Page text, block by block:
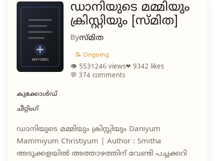
ഡാനിയുടെ മമ്മിയും
ക്രിസ്റ്റിയും [സ്മിത]
Byസ്മിത
📝 Ongoing
👁 5531246 views❤ 9342 likes
💬 374 comments
കുക്കോൾഡ്
ചീറ്റിംഗ്
ഡാനിയുടെ മമ്മിയും ക്രിസ്റ്റിയും Daniyum
Mammiyum Christiyum | Author : Smitha
അടുക്കളയില്‍ അത്താഴത്തിന് വേണ്ടി പച്ചക്കറി